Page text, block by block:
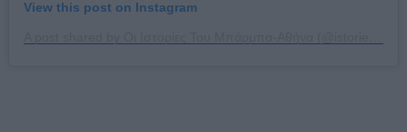
View this post on Instagram